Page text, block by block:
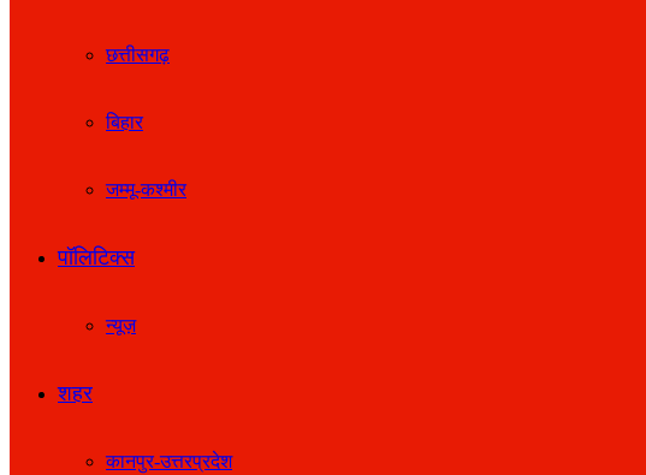
छत्तीसगढ़
बिहार
जम्मू-कश्मीर
पॉलिटिक्स
न्यूज़
शहर
कानपुर-उत्तरप्रदेश